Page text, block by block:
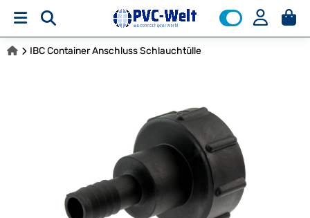
IBC Container Anschluss Schlauchtülle